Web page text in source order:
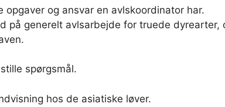
og ansvar en avlskoordinator har.
på generelt avlsarbejde for truede
spørgsmål.
hos de asiatiske løver.